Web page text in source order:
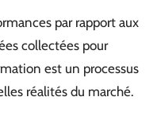
par rapport aux
collectées pour
est un processus
réalités du marché.